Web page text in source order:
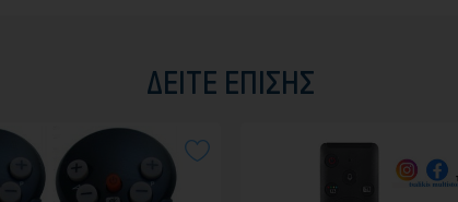
ΔΕΊΤΕ ΕΠΊΣΗΣ